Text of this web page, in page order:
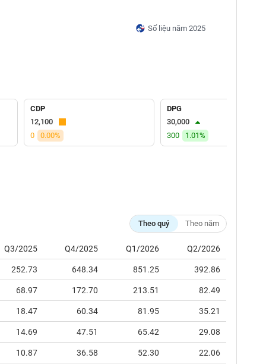
Số liệu năm 2025
CDP
12,100
0
0.00%
DPG
30,000
300
1.01%
Theo quý Theo năm
Q3/2025 Q4/2025 Q1/2026 Q2/2026
252.73 648.34 851.25 392.86
68.97 172.70 213.51 82.49
18.47 60.34 81.95 35.21
14.69 47.51 65.42 29.08
10.87 36.58 52.30 22.06